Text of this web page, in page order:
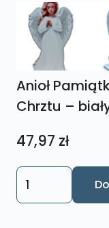
Anioł
Chrztu –
47,97 zł
ilość
Anioł